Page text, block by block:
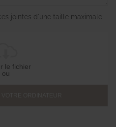
jointes d'une taille maximale
le fichier
ou